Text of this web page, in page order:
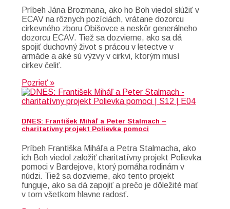
Príbeh Jána Brozmana, ako ho Boh viedol slúžiť v
ECAV na rôznych pozíciách, vrátane dozorcu
cirkevného zboru Obišovce a neskôr generálneho
dozorcu ECAV. Tiež sa dozvieme, ako sa dá
spojiť duchovný život s prácou v letectve v
armáde a aké sú výzvy v cirkvi, ktorým musí
cirkev čeliť.
Pozrieť »
DNES: František Miháľ a Peter Stalmach –
charitatívny projekt Polievka pomoci
Príbeh Františka Miháľa a Petra Stalmacha, ako
ich Boh viedol založiť charitatívny projekt Polievka
pomoci v Bardejove, ktorý pomáha rodinám v
núdzi. Tiež sa dozvieme, ako tento projekt
funguje, ako sa dá zapojiť a prečo je dôležité mať
v tom všetkom hlavne radosť.